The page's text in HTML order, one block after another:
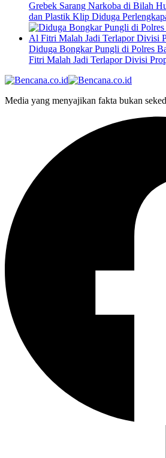
Grebek Sarang Narkoba di Bilah
dan Plastik Klip Diduga
Diduga Bongkar Pungli di Polres
Fitri Malah Jadi Terlapor Divisi
Media yang menyajikan fakta bukan